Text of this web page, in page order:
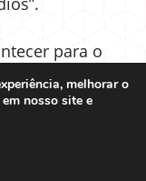
para o
vingar.
em prática,
sofrer um
pela
melhorar o
nosso site e